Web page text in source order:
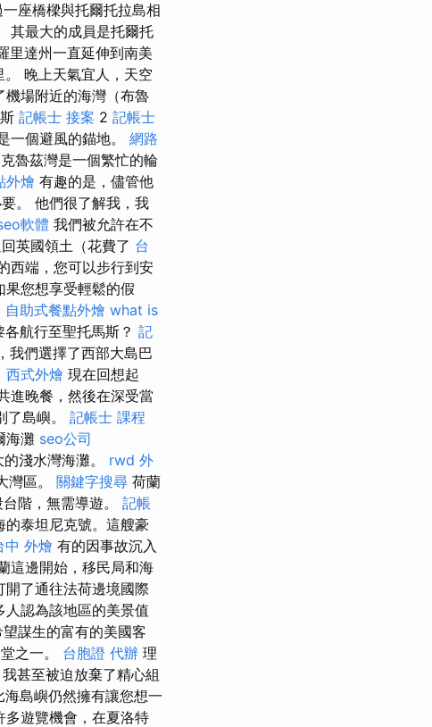
座橋樑與托爾托拉島相
其最大的成員是托爾托
里達州一直延伸到南美
。 晚上天氣宜人，天空
機場附近的海灣（布魯
記帳士 接案 2 記帳士
一個避風的錨地。 網路
克魯茲灣是一個繁忙的輪
外燴 有趣的是，儘管他
。 他們很了解我，我
軟體 我們被允許在不
英國領土（花費了 台
西端，您可以步行到安
您想享受輕鬆的假
自助式餐點外燴 what is
航行至聖托馬斯？ 記
我們選擇了西部大島巴
西式外燴 現在回想起
進晚餐，然後在深受當
了島嶼。 記帳士 課程
海灘 seo公司
淺水灣海灘。 rwd 外
灣區。 關鍵字搜尋 荷蘭
階，無需導遊。 記帳
泰坦尼克號。這艘豪
中 外燴 有的因事故沉入
這邊開始，移民局和海
了通往法荷邊境國際
認為該地區的美景值
謀生的富有的美國客
之一。 台胞證 代辦 理
甚至被迫放棄了精心組
島嶼仍然擁有讓您想一
多遊覽機會，在夏洛特